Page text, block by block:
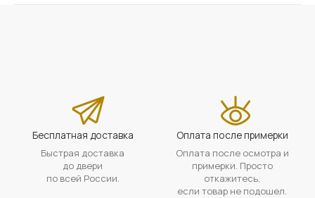
Бесплатная доставка
Быстрая доставка
до двери
по всей России.
Оплата после примерки
Оплата после осмотра и
примерки. Просто
откажитесь,
если товар не подошел.